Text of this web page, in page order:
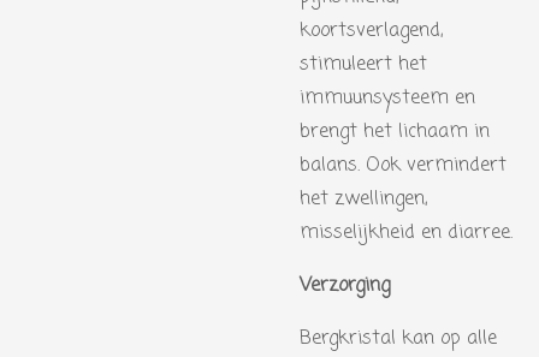
koortsverlagend,
stimuleert het
immuunsysteem en
brengt het lichaam in
balans. Ook vermindert
het zwellingen,
misselijkheid en diarree.
Verzorging
Bergkristal kan op alle